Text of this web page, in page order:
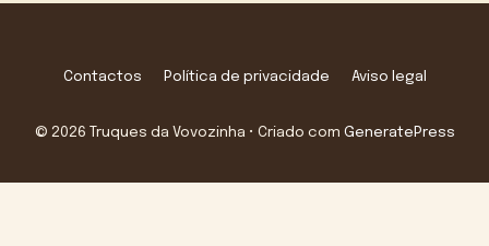
Contactos Política de privacidade Aviso legal
© 2026 Truques da Vovozinha • Criado com GeneratePress